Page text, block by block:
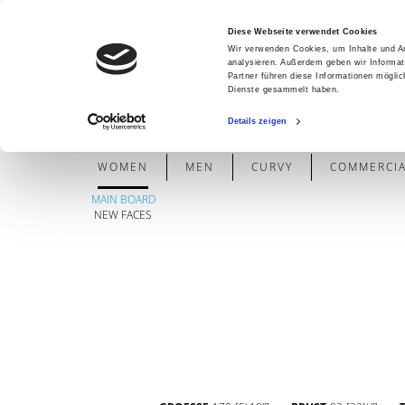
Diese Webseite verwendet Cookies
Wir verwenden Cookies, um Inhalte und
analysieren. Außerdem geben wir
Partner führen diese Informationen
Dienste gesammelt haben.
Details zeigen
WOMEN
MAIN BOARD
NEW FACES
MEN CURVY